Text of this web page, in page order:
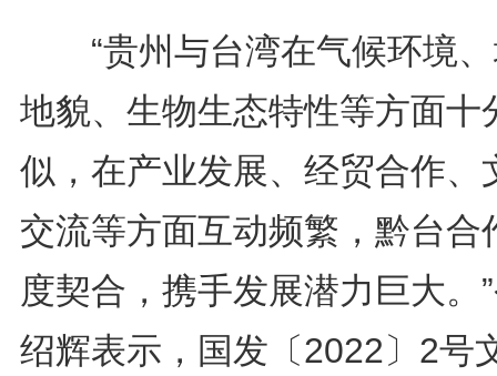
“贵州与台湾在气候环境、
地貌、生物生态特性等方面十
似，在产业发展、经贸合作、
交流等方面互动频繁，黔台合
度契合，携手发展潜力巨大。
绍辉表示，国发〔2022〕2号